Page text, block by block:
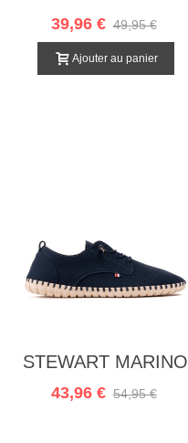
39,96 € 49,95 €
Ajouter au panier
STEWART MARINO
43,96 € 54,95 €